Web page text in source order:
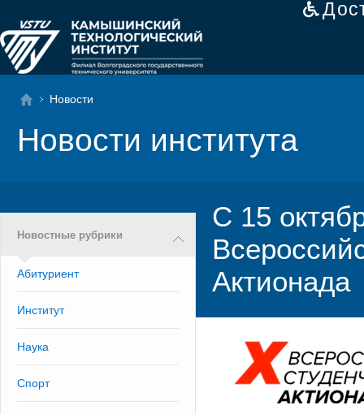
Новости
Новости института
Новостные рубрики
Абитуриент
Институт
Наука
Спорт
С 15
Актионада